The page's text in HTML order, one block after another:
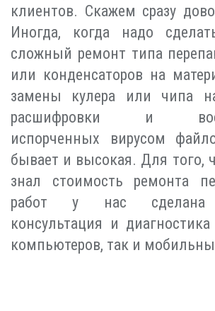
клиентов. Скажем сразу
Иногда, когда надо
сложный ремонт типа
или конденсаторов на
замены кулера или чипа
расшифровки и
испорченных вирусом
бывает и высокая. Для того,
знал стоимость ремонта
работ у нас сделана
консультация и
компьютеров, так и